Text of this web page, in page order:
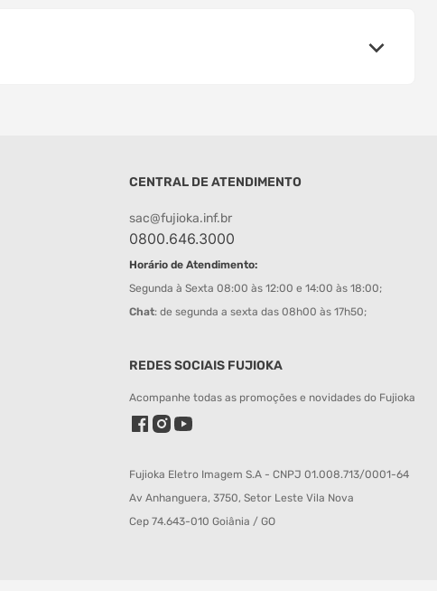
CENTRAL DE ATENDIMENTO
sac@fujioka.inf.br
0800.646.3000
Horário de Atendimento:
Segunda à Sexta 08:00 às 12:00 e 14:00 às 18:00;
Chat: de segunda a sexta das 08h00 às 17h50;
REDES SOCIAIS FUJIOKA
Acompanhe todas as promoções e novidades do Fujioka
Fujioka Eletro Imagem S.A - CNPJ 01.008.713/0001-64
Av Anhanguera, 3750, Setor Leste Vila Nova
Cep 74.643-010 Goiânia / GO